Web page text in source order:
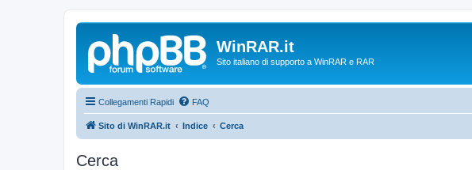
WinRAR.it
Sito italiano di supporto a WinRAR e RAR
Collegamenti Rapidi FAQ
Sito di WinRAR.it Indice Cerca
Cerca